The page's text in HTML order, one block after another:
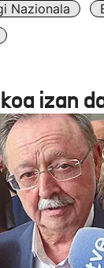
Nazionala
izan